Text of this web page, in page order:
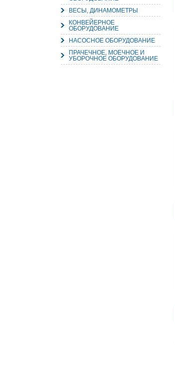
ВЕСЫ, ДИНАМОМЕТРЫ
КОНВЕЙЕРНОЕ
ОБОРУДОВАНИЕ
НАСОСНОЕ ОБОРУДОВАНИЕ
ПРАЧЕЧНОЕ, МОЕЧНОЕ И
УБОРОЧНОЕ ОБОРУДОВАНИЕ